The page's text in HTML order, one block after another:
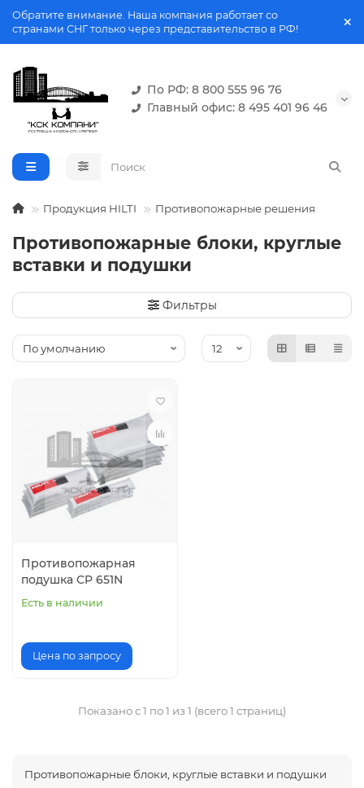
Обратите внимание. Наша компания работает со
странами СНГ только через представительство в РФ!
По РФ: 8 800 555 96 76
Главный офис: 8 495 401 96 46
Продукция HILTI Противопожарные решения
Противопожарные блоки, круглые
вставки и подушки
Фильтры
Противопожарная
подушка CP 651N
Есть в наличии
Цена по запросу
Показано с 1 по 1 из 1 (всего 1 страниц)
Противопожарные блоки, круглые вставки и подушки